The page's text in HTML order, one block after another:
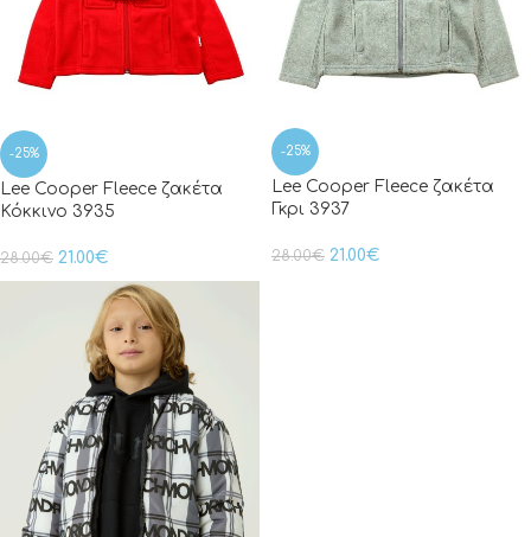
-25%
Lee Cooper Fleece ζακέτα
Κόκκινο 3935
28.00€ 21.00€
-25%
Lee Cooper Fleece ζακέτα
Γκρι 3937
28.00€ 21.00€